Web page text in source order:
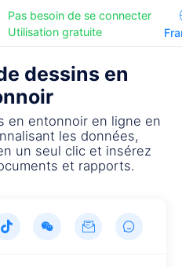
Pas besoin de se connecter
Utilisation gratuite
dessins en
en entonnoir en ligne en
les données,
un seul clic et insérez
et rapports.